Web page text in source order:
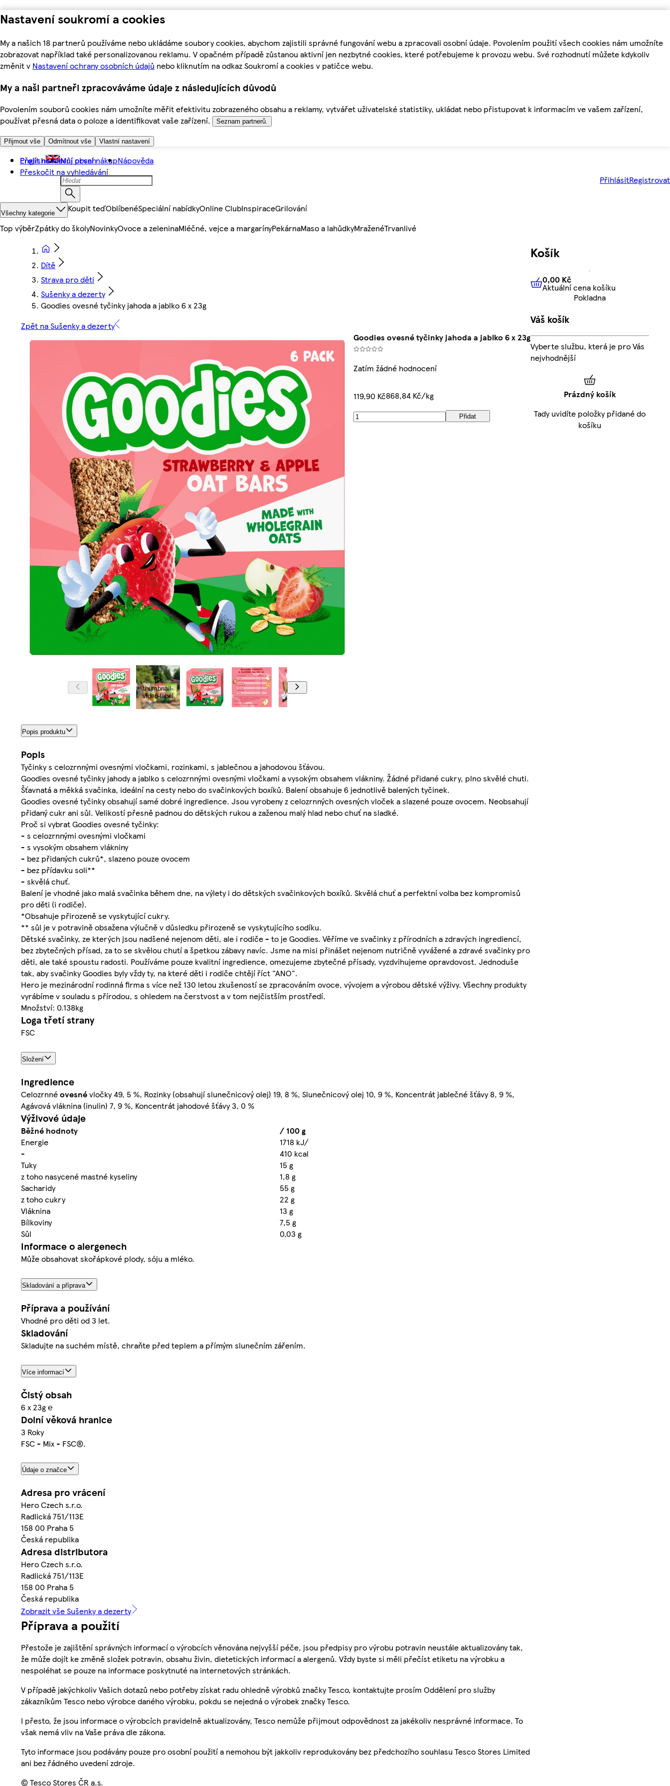
Nastavení soukromí a cookies
My a našich 18 partnerů používáme nebo ukládáme soubory cookies, abychom zajistili správné fungování webu a zpracovali osobní údaje. Povolením použití všech cookies nám umožníte
zobrazovat například také personalizovanou reklamu. V opačném případě zůstanou aktivní jen nezbytné cookies, které potřebujeme k provozu webu. Své rozhodnutí můžete kdykoliv
změnit v Nastavení ochrany osobních údajů nebo kliknutím na odkaz Soukromí a cookies v patičce webu.
My a naši partneři zpracováváme údaje z následujících důvodů
Povolením souborů cookies nám umožníte měřit efektivitu zobrazeného obsahu a reklamy, vytvářet uživatelské statistiky, ukládat nebo přistupovat k informacím ve vašem zařízení,
používat přesná data o poloze a identifikovat vaše zařízení.
Seznam partnerů.
Přijmout vše Odmítnout vše Vlastní nastavení
Přejít na hlavní obsah
Přeskočit na vyhledávání
English Můj první nákupNápověda
PřihlásitRegistrovat
Všechny kategorie Koupit teďOblíbenéSpeciální nabídkyOnline ClubInspiraceGrilování
Top výběrZpátky do školyNovinkyOvoce a zeleninaMléčné, vejce a margarínyPekárnaMaso a lahůdkyMraženéTrvanlivé
Dítě
Strava pro děti
Sušenky a dezerty
Goodies ovesné tyčinky jahoda a jablko 6 x 23g
Zpět na Sušenky a dezerty
thumbnail-
video-label
Goodies ovesné tyčinky jahoda a jablko 6 x 23g
Zatím žádné hodnocení
119,90 Kč868,84 Kč/kg
Přidat
Popis produktu
Popis
Tyčinky s celozrnnými ovesnými vločkami, rozinkami, s jablečnou a jahodovou šťávou.
Goodies ovesné tyčinky jahody a jablko s celozrnnými ovesnými vločkami a vysokým obsahem vlákniny. Žádné přidané cukry, plno skvělé chuti.
Šťavnatá a měkká svačinka, ideální na cesty nebo do svačinkových boxíků. Balení obsahuje 6 jednotlivě balených tyčinek.
Goodies ovesné tyčinky obsahují samé dobré ingredience. Jsou vyrobeny z celozrnných ovesných vloček a slazené pouze ovocem. Neobsahují
přidaný cukr ani sůl. Velikostí přesně padnou do dětských rukou a zaženou malý hlad nebo chuť na sladké.
Proč si vybrat Goodies ovesné tyčinky:
- s celozrnnými ovesnými vločkami
- s vysokým obsahem vlákniny
- bez přidaných cukrů*, slazeno pouze ovocem
- bez přídavku soli**
- skvělá chuť.
Balení je vhodné jako malá svačinka během dne, na výlety i do dětských svačinkových boxíků. Skvělá chuť a perfektní volba bez kompromisů
pro děti (i rodiče).
*Obsahuje přirozeně se vyskytující cukry.
** sůl je v potravině obsažena výlučně v důsledku přirozeně se vyskytujícího sodíku.
Dětské svačinky, ze kterých jsou nadšené nejenom děti, ale i rodiče - to je Goodies. Věříme ve svačinky z přírodních a zdravých ingrediencí,
bez zbytečných přísad, za to se skvělou chutí a špetkou zábavy navíc. Jsme na misi přinášet nejenom nutričně vyvážené a zdravé svačinky pro
děti, ale také spoustu radosti. Používáme pouze kvalitní ingredience, omezujeme zbytečné přísady, vyzdvihujeme opravdovost. Jednoduše
tak, aby svačinky Goodies byly vždy ty, na které děti i rodiče chtějí říct "ANO".
Hero je mezinárodní rodinná firma s více než 130 letou zkušeností se zpracováním ovoce, vývojem a výrobou dětské výživy. Všechny produkty
vyrábíme v souladu s přírodou, s ohledem na čerstvost a v tom nejčistším prostředí.
Množství: 0.138kg
Loga třetí strany
FSC
Složení
Ingredience
Celozrnnéovesnévločky 49, 5 %, Rozinky (obsahují slunečnicový olej) 19, 8 %, Slunečnicový olej 10, 9 %, Koncentrát jablečné šťávy 8, 9 %,
Agávová vláknina (inulin) 7, 9 %, Koncentrát jahodové šťávy 3, 0 %
Výživové údaje
Běžné hodnoty
/ 100 g
Energie
1718 kJ/
-
410 kcal
Tuky
15 g
z toho nasycené mastné kyseliny
1,8 g
Sacharidy
55 g
z toho cukry
22 g
Vláknina
13 g
Bílkoviny
7,5 g
Sůl
0,03 g
Informace o alergenech
Může obsahovat skořápkové plody, sóju a mléko.
Skladování a příprava
Příprava a používání
Vhodné pro děti od 3 let.
Skladování
Skladujte na suchém místě, chraňte před teplem a přímým slunečním zářením.
Více informací
Čistý obsah
6 x 23g ℮
Dolní věková hranice
3 Roky
FSC - Mix - FSC®.
Údaje o značce
Adresa pro vrácení
Hero Czech s.r.o.
Radlická 751/113E
158 00 Praha 5
Česká republika
Adresa distributora
Hero Czech s.r.o.
Radlická 751/113E
158 00 Praha 5
Česká republika
Zobrazit vše Sušenky a dezerty
Příprava a použití
Přestože je zajištění správných informací o výrobcích věnována nejvyšší péče, jsou předpisy pro výrobu potravin neustále aktualizovány tak,
že může dojít ke změně složek potravin, obsahu živin, dietetických informací a alergenů. Vždy byste si měli přečíst etiketu na výrobku a
nespoléhat se pouze na informace poskytnuté na internetových stránkách.
V případě jakýchkoliv Vašich dotazů nebo potřeby získat radu ohledně výrobků značky Tesco, kontaktujte prosím Oddělení pro služby
zákazníkům Tesco nebo výrobce daného výrobku, pokdu se nejedná o výrobek značky Tesco.
I přesto, že jsou informace o výrobcích pravidelně aktualizovány, Tesco nemůže přijmout odpovědnost za jakékoliv nesprávné informace. To
však nemá vliv na Vaše práva dle zákona.
Tyto informace jsou podávány pouze pro osobní použití a nemohou být jakkoliv reprodukovány bez předchozího souhlasu Tesco Stores Limited
ani bez řádného uvedení zdroje.
© Tesco Stores ČR a.s.
Košík
0,00 KčAktuální cena košíku
0,00 Kč
Aktuální cena košíku
Pokladna
Váš košík
Vyberte službu, která je pro Vás
nejvhodnější
Prázdný košík
Tady uvidíte položky přidané do
košíku